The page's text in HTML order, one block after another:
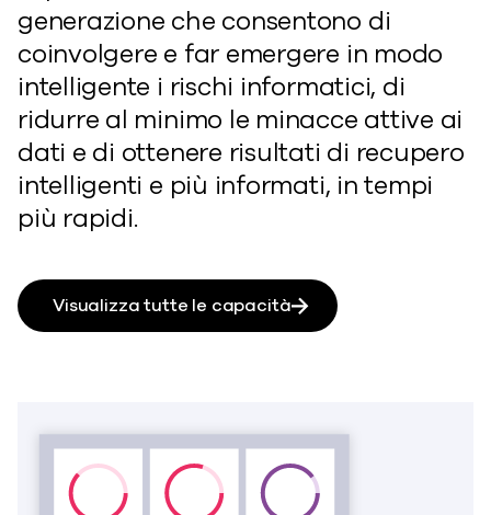
generazione che consentono di
coinvolgere e far emergere in modo
intelligente i rischi informatici, di
ridurre al minimo le minacce attive ai
dati e di ottenere risultati di recupero
intelligenti e più informati, in tempi
più rapidi.
Visualizza tutte le capacità